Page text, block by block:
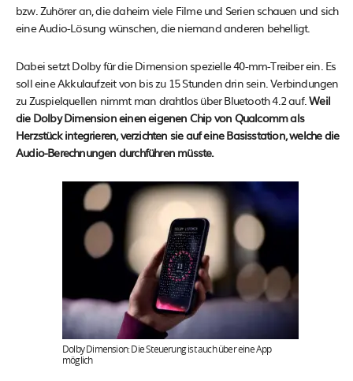
bzw. Zuhörer an, die daheim viele Filme und Serien schauen und sich
eine Audio-Lösung wünschen, die niemand anderen behelligt.
Dabei setzt Dolby für die Dimension spezielle 40-mm-Treiber ein. Es
soll eine Akkulaufzeit von bis zu 15 Stunden drin sein. Verbindungen
zu Zuspielquellen nimmt man drahtlos über Bluetooth 4.2 auf.Weil
die Dolby Dimension einen eigenen Chip von Qualcomm als
Herzstück integrieren, verzichten sie auf eine Basisstation, welche die
Audio-Berechnungen durchführen müsste.
Dolby Dimension: Die Steuerung ist auch über eine App
möglich